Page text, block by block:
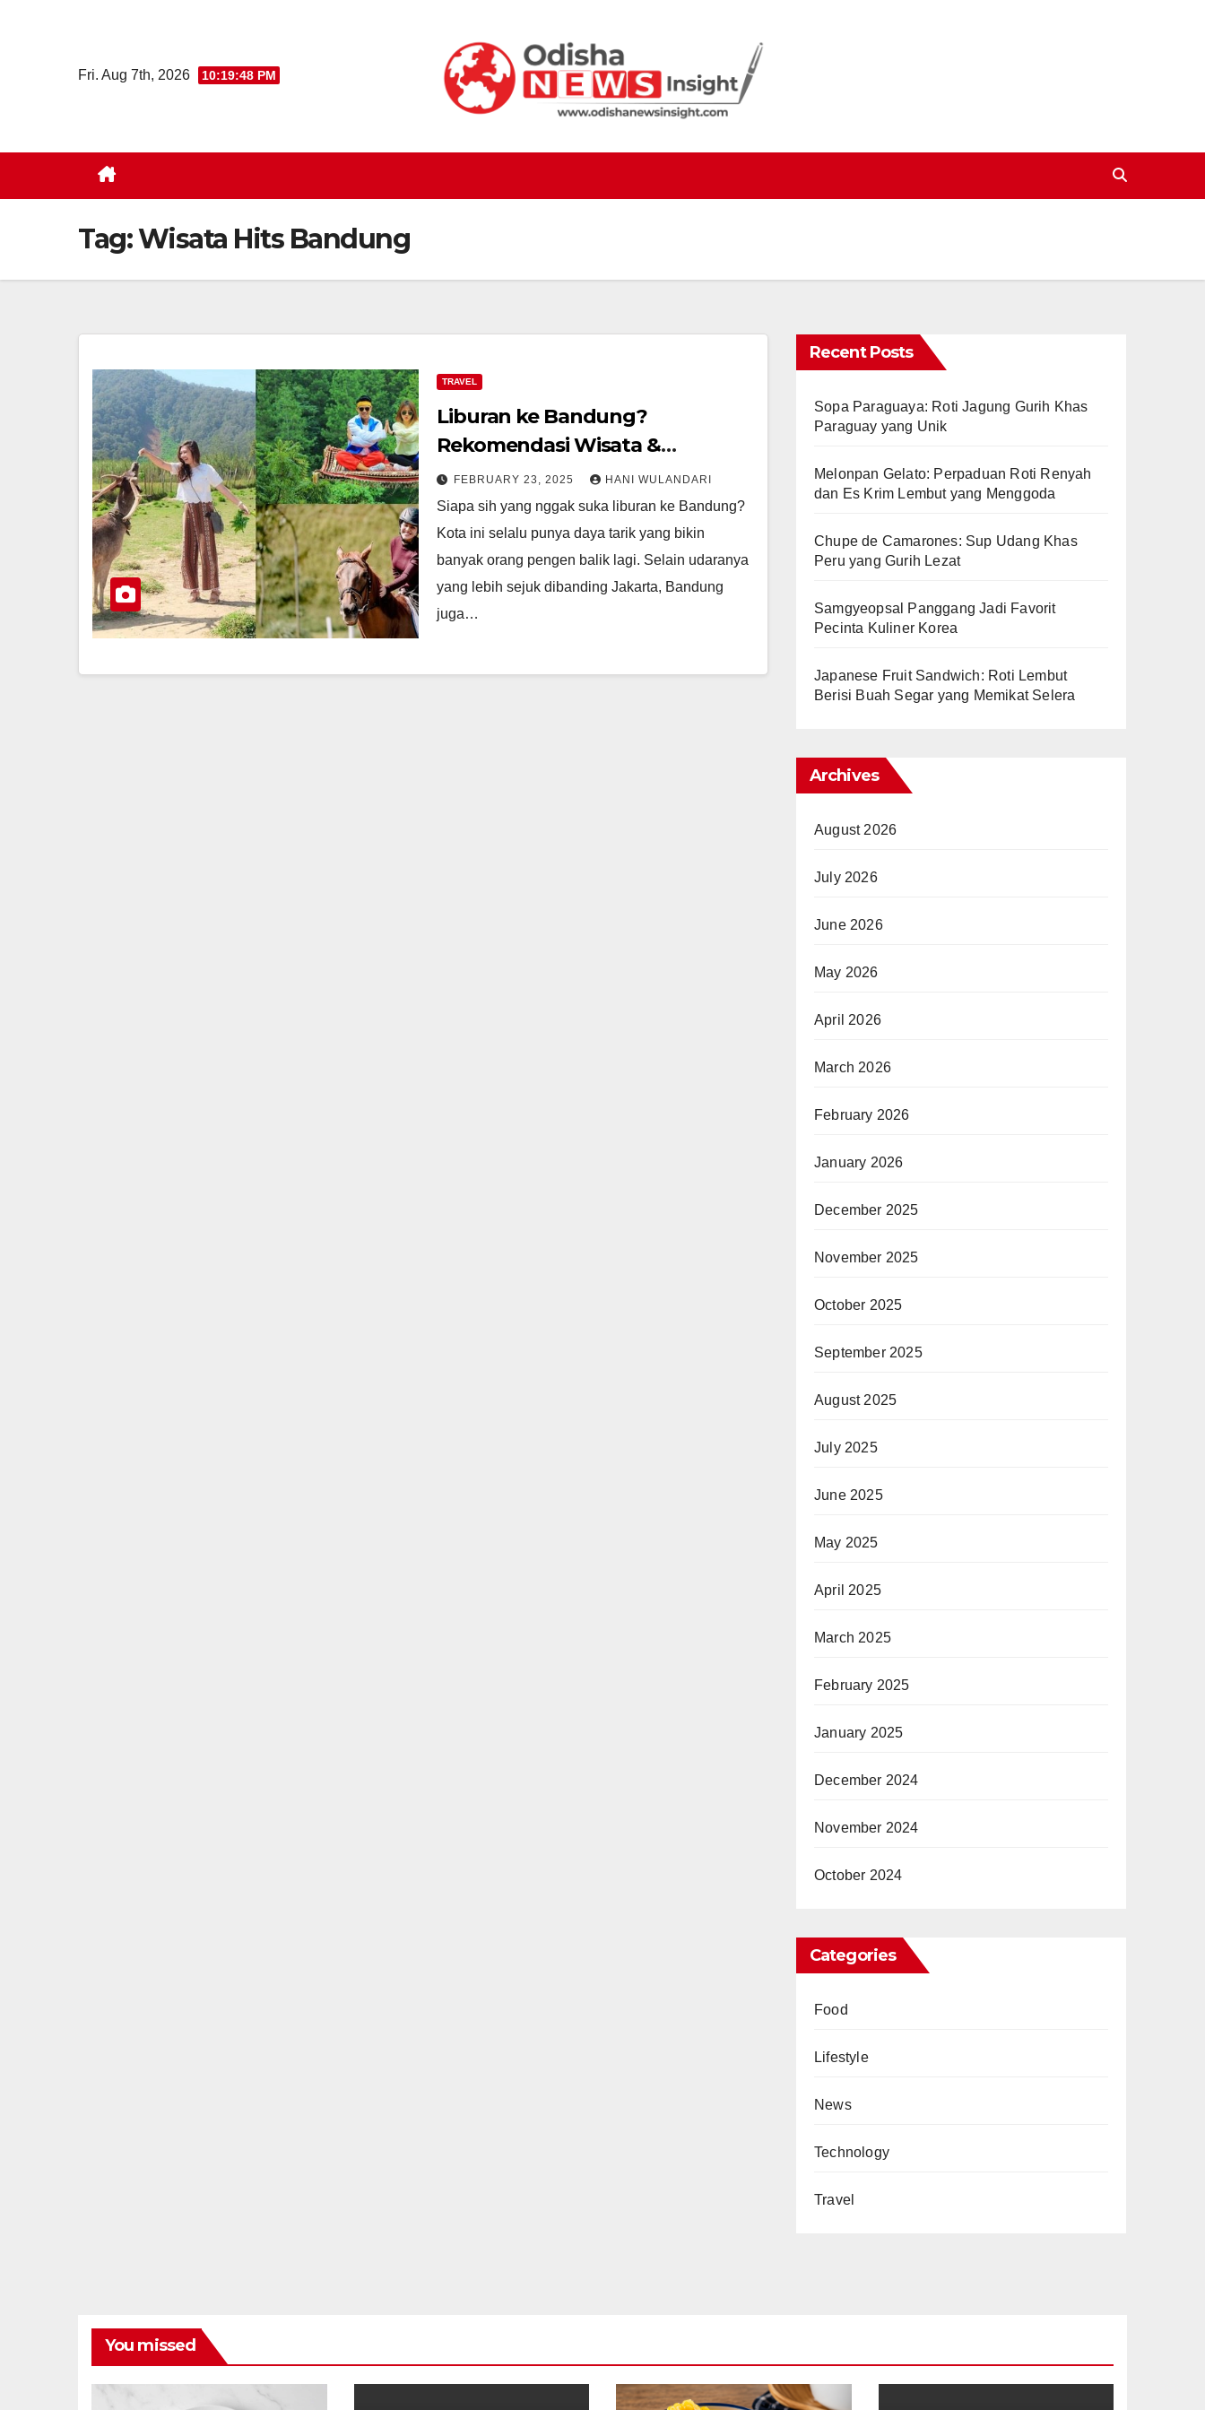
Fri. Aug 7th, 2026 10:19:49 PM
Tag:Wisata Hits Bandung
TRAVEL
Liburan ke Bandung?
Rekomendasi Wisata &
Makanan Enak!
FEBRUARY 23, 2025 HANI WULANDARI
Siapa sih yang nggak suka liburan ke Bandung?
Kota ini selalu punya daya tarik yang bikin
banyak orang pengen balik lagi. Selain udaranya
yang lebih sejuk dibanding Jakarta, Bandung
juga…
Recent Posts
Sopa Paraguaya: Roti Jagung Gurih Khas
Paraguay yang Unik
Melonpan Gelato: Perpaduan Roti Renyah
dan Es Krim Lembut yang Menggoda
Chupe de Camarones: Sup Udang Khas
Peru yang Gurih Lezat
Samgyeopsal Panggang Jadi Favorit
Pecinta Kuliner Korea
Japanese Fruit Sandwich: Roti Lembut
Berisi Buah Segar yang Memikat Selera
Archives
August 2026
July 2026
June 2026
May 2026
April 2026
March 2026
February 2026
January 2026
December 2025
November 2025
October 2025
September 2025
August 2025
July 2025
June 2025
May 2025
April 2025
March 2025
February 2025
January 2025
December 2024
November 2024
October 2024
Categories
Food
Lifestyle
News
Technology
Travel
You missed